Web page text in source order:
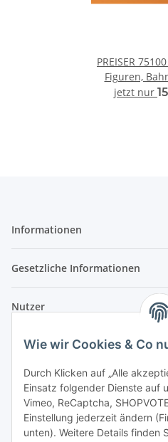
Wie wir Cookies & Co
Durch Klicken auf „Alle
Einsatz folgender Dienste auf
Vimeo, ReCaptcha,
Einstellung jederzeit ändern
unten). Weitere Details finden
PREISER
Figuren,
Reisende,
jetzt nur
Informationen
Gesetzliche Informationen
Nutzer